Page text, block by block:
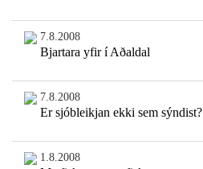
7.8.2008
Bjartara yfir í Aðaldal
7.8.2008
Er sjóbleikjan ekki sem sýndist?
1.8.2008